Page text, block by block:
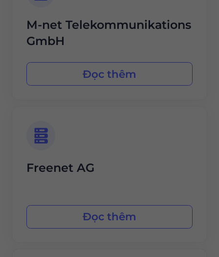
M-net Telekommunikations
GmbH
Đọc thêm
Freenet AG
Đọc thêm